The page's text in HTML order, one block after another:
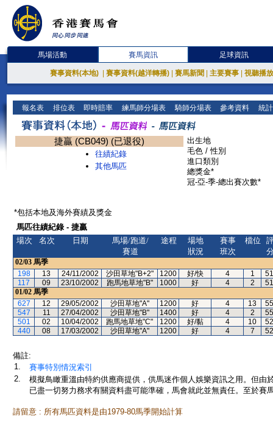
馬場活動 賽馬資訊 足球資訊
賽事資料(本地) 賽事資料(越洋轉播) 賽馬新聞 主要賽事 視聽播
報名表 排位表 即時賠率 練馬師分場表 騎師分場表 參考資料 統
捷贏 (CB049) (已退役)
往績紀錄
其他馬匹
出生地
毛色 / 性別
進口類別
總獎金*
冠-亞-季-總出賽次數*
*包括本地及海外賽績及獎金
馬匹往績紀錄 - 捷贏
場次
名次 日期
馬場/跑道/
賽道
途程
場地
狀況
賽事
班次
檔位
02/03 馬季
198
13 24/11/2002 沙田草地"B+2" 1200 好/快 4 1
51
117
09 23/10/2002 跑馬地草地"B" 1000 好 4 2
51
01/02 馬季
627
12 29/05/2002 沙田草地"A" 1200 好 4 13
55
547
11 27/04/2002 沙田草地"B" 1400 好 4 2
55
501
02 10/04/2002 跑馬地草地"C" 1200 好/黏 4 10
52
440
08 17/03/2002 沙田草地"A" 1200 好 4 7 52
備註:
1.
賽事特別情況索引
2.
模擬鳥瞰重溫由特約供應商提供，供馬迷作個人娛樂資訊之用。但
已盡一切努力務求有關資料盡可能準確，馬會就此並無責任。至於賽
請留意 : 所有馬匹資料是由1979-80馬季開始計算